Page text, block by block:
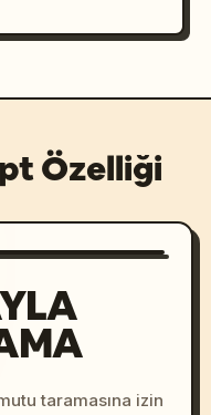
Özelliği
taramasına izin